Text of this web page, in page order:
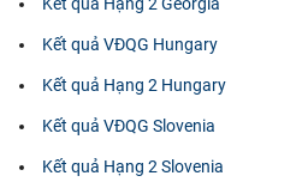
Kết quả VĐQG Hungary
Kết quả Hạng 2 Hungary
Kết quả VĐQG Slovenia
Kết quả Hạng 2 Slovenia